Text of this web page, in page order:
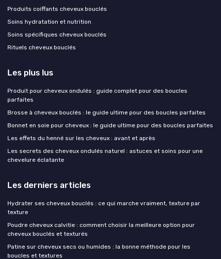
Produits coiffants cheveux bouclés
Soins hydratation et nutrition
Soins spécifiques cheveux bouclés
Rituels cheveux bouclés
Les plus lus
Produit pour cheveux ondulés : guide complet pour des boucles
parfaites
Brosse à cheveux bouclés : le guide ultime pour des boucles parfaites
Bonnet en soie pour cheveux : le guide ultime pour des boucles parfaites
Les effets du henné sur les cheveux : avant et après
Les secrets des cheveux ondulés naturel : astuces et soins pour une
chevelure éclatante
Les derniers articles
Hydrater ses cheveux bouclés : ce qui marche vraiment, texture par
texture
Poudre cheveux calvitie : comment choisir la meilleure option pour
cheveux bouclés et texturés
Patine sur cheveux secs ou humides : la bonne méthode pour les
boucles et textures